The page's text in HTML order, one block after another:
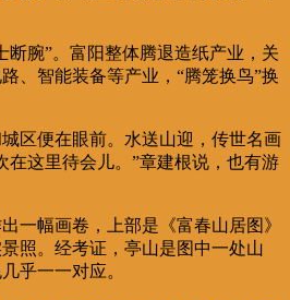
断腕”。富阳整体腾退造纸产业，关
、智能装备等产业，“腾笼换鸟”换
区便在眼前。水送山迎，传世名画
在这里待会儿。”章建根说，也有游
一幅画卷，上部是《富春山居图》
照。经考证，亭山是图中一处山
乎一一对应。